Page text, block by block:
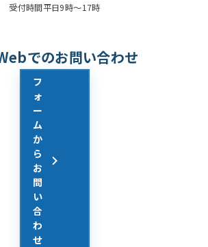
受付時間平日9時〜17時
でのお問い合わせ
フ
ォ
ー
ム
か
ら
お
問
い
合
わ
せ